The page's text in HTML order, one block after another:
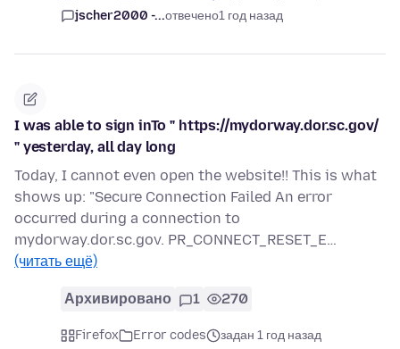
jscher2000 -...отвечено1 год назад
I was able to sign inTo " https://mydorway.dor.sc.gov/
" yesterday, all day long
Today, I cannot even open the website!! This is what
shows up: "Secure Connection Failed An error
occurred during a connection to
mydorway.dor.sc.gov. PR_CONNECT_RESET_E…
(читать ещё)
Архивировано 1 270
Firefox Error codes
задан 1 год назад